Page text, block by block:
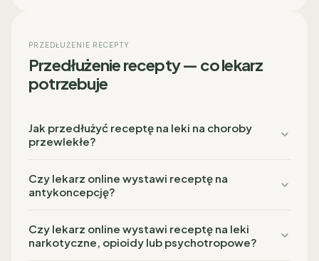
PRZEDŁUŻENIE RECEPTY
Przedłużenie recepty — co lekarz
potrzebuje
Jak przedłużyć receptę na leki na choroby
przewlekłe?
Czy lekarz online wystawi receptę na
antykoncepcję?
Czy lekarz online wystawi receptę na leki
narkotyczne, opioidy lub psychotropowe?